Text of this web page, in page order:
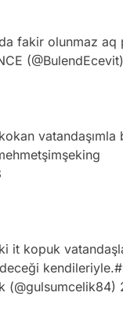
fakir olunmaz aq
(@BulendEcevit)
kopuk
kendileriyle.
(@gulsumcelik84)